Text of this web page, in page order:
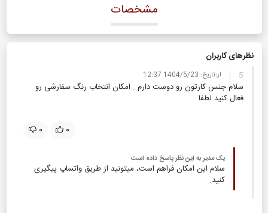
مشخصات
نظر‌های کاربران
5
از:تاریخ: 1404/5/23 12:37
سلام جنس کارتون رو دوست دارم . امکان انتخاب رنگ سفارشی رو
فعال کنید لطفا
۰ ۰
یک مدیر به این نظر پاسخ داده است
سلام این امکان فراهم است، میتونید از طریق واتساپ پیگیری
کنید.